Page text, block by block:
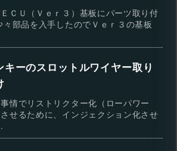
ＥＣＵ（Ｖｅｒ３）基板にパーツ取り付
々部品を入手したのでＶｅｒ３の基板
キーのスロットルワイヤー取り
情でリストリクター化（ローパワー
せるために、インジェクション化させ